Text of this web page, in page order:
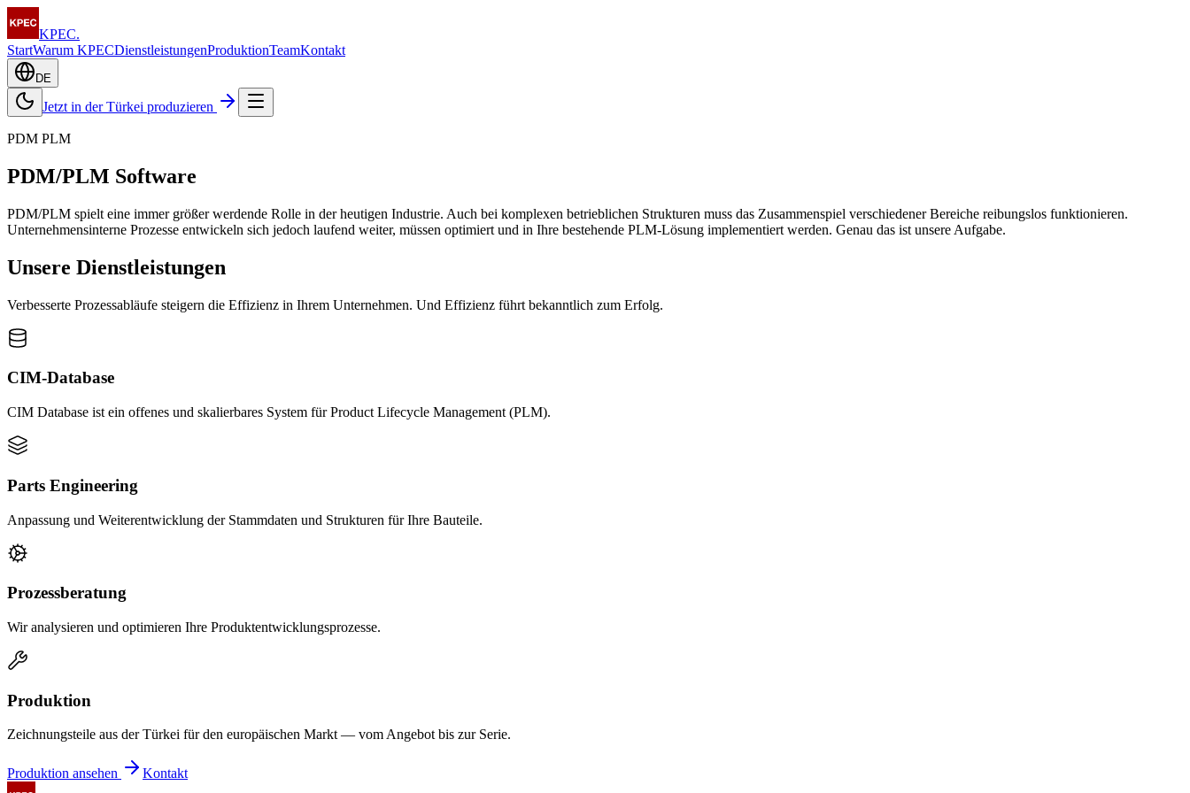
KPEC.
StartWarum KPECDienstleistungenProduktionTeamKontakt
DE
Jetzt in der Türkei produzieren
PDM PLM
PDM/PLM Software
PDM/PLM spielt eine immer größer werdende Rolle in der heutigen Industrie. Auch bei komplexen betrieblichen Strukturen muss das Zusammenspiel verschiedener Bereiche reibungslos funktionieren.
Unternehmensinterne Prozesse entwickeln sich jedoch laufend weiter, müssen optimiert und in Ihre bestehende PLM-Lösung implementiert werden. Genau das ist unsere Aufgabe.
Unsere Dienstleistungen
Verbesserte Prozessabläufe steigern die Effizienz in Ihrem Unternehmen. Und Effizienz führt bekanntlich zum Erfolg.
CIM-Database
CIM Database ist ein offenes und skalierbares System für Product Lifecycle Management (PLM).
Parts Engineering
Anpassung und Weiterentwicklung der Stammdaten und Strukturen für Ihre Bauteile.
Prozessberatung
Wir analysieren und optimieren Ihre Produktentwicklungsprozesse.
Produktion
Zeichnungsteile aus der Türkei für den europäischen Markt — vom Angebot bis zur Serie.
Produktion ansehen Kontakt